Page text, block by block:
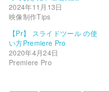
2024年11月13日
映像制作Tips
【Pr】 スライドツール の使
い方Premiere Pro
2020年4月24日
Premiere Pro